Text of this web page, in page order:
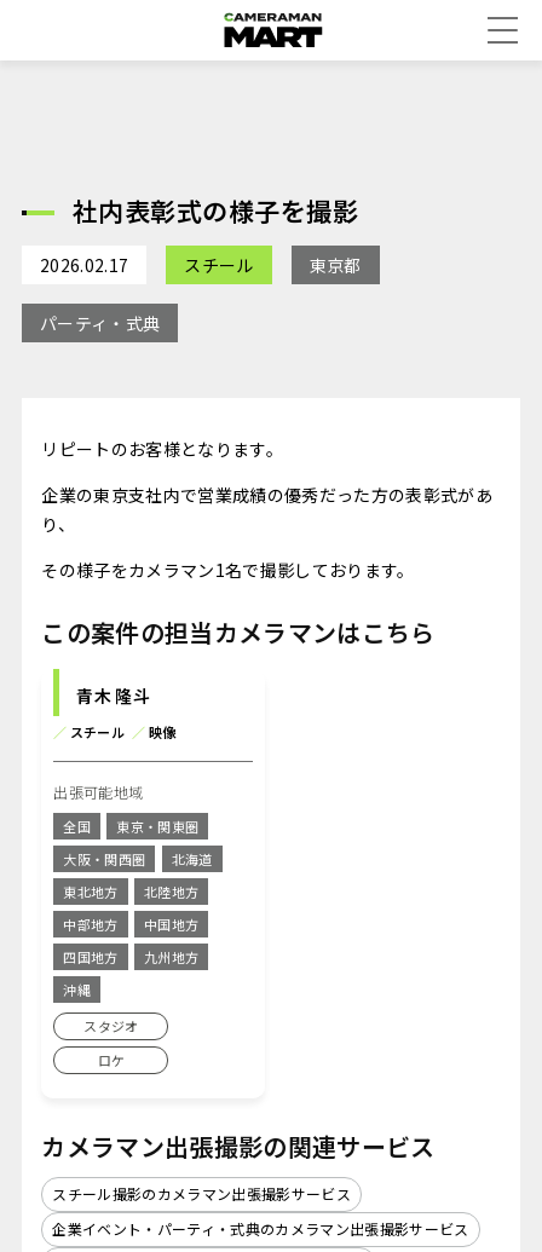
社内表彰式の様子を撮影
2026.02.17 スチール 東京都
パーティ・式典
リピートのお客様となります。
企業の東京支社内で営業成績の優秀だった方の表彰式があ
り、
その様子をカメラマン1名で撮影しております。
この案件の担当カメラマンはこちら
青木 隆斗
／ スチール ／映像
出張可能地域
全国
東京・関東圏
大阪・関西圏
北海道
東北地方
北陸地方
中部地方
中国地方
四国地方
九州地方
沖縄
スタジオ
ロケ
カメラマン出張撮影の関連サービス
スチール撮影のカメラマン出張撮影サービス
企業イベント・パーティ・式典のカメラマン出張撮影サービス